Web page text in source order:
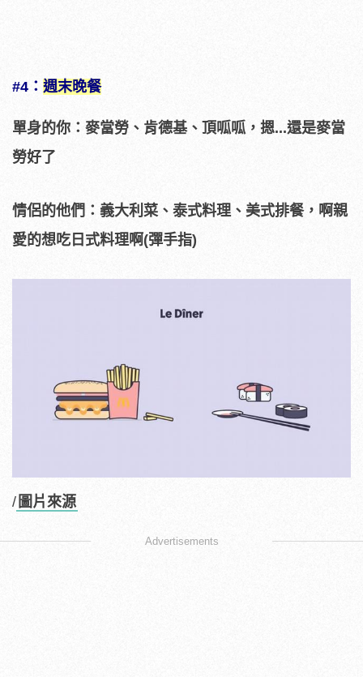
#4： 週末晚餐
單身的你：麥當勞、肯德基、頂呱呱，摁...還是麥當
勞好了
情侶的他們：義大利菜、泰式料理、美式排餐，啊親
愛的想吃日式料理啊(彈手指)
/ 圖片來源
Advertisements